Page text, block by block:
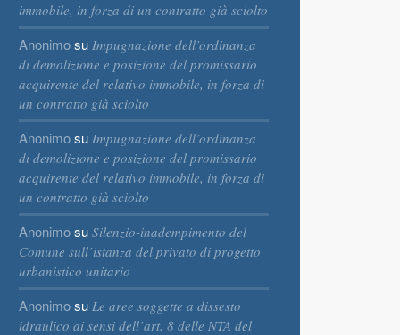
immobile, in forza di un contratto già sciolto
Anonimosu Impugnazione dell’ordinanza
di demolizione e posizione del promissario
acquirente del relativo immobile, in forza di
un contratto già sciolto
Anonimosu Impugnazione dell’ordinanza
di demolizione e posizione del promissario
acquirente del relativo immobile, in forza di
un contratto già sciolto
Anonimosu Silenzio-inadempimento del
Comune sull’istanza del privato di progetto
urbanistico unitario
Anonimosu Le aree soggette a dissesto
idraulico ai sensi dell’art. 8 delle NTA del